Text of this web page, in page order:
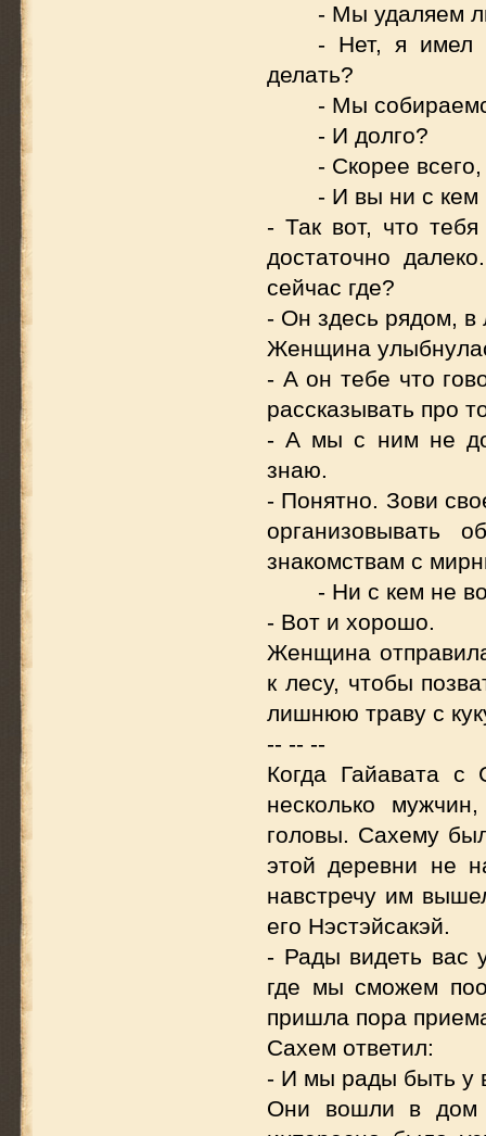
- Мы удаляем
- Нет, я имел
делать?
- Мы
- И долго?
- Скорее
- И вы ни с кем
- Так вот, что
достаточно
сейчас где?
- Он здесь рядом, в
Женщина
- А он тебе что
рассказывать про
- А мы с ним не
знаю.
- Понятно. Зови
знакомствам с
- Ни с кем не
- Вот и хорошо.
Женщина
к лесу, чтобы
лишнюю траву с
-- -- --
Когда Гайавата
несколько
головы. Сахему
этой деревни не
навстречу им
его Нэстэйсакэй.
- Рады видеть вас
где мы сможем
пришла пора
Сахем ответил:
- И мы рады быть у
Они вошли в дом